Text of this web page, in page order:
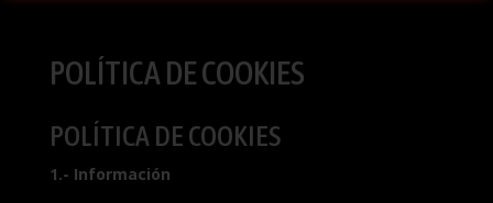
POLÍTICA DE COOKIES
POLÍTICA DE COOKIES
1.- Información